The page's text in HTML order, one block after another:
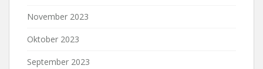
November 2023
Oktober 2023
September 2023